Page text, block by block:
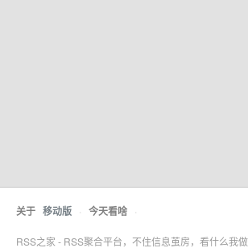
关于 移动版 · 今天看啥 ·
RSS之家 - RSS聚合平台，不住信息茧房，看什么我